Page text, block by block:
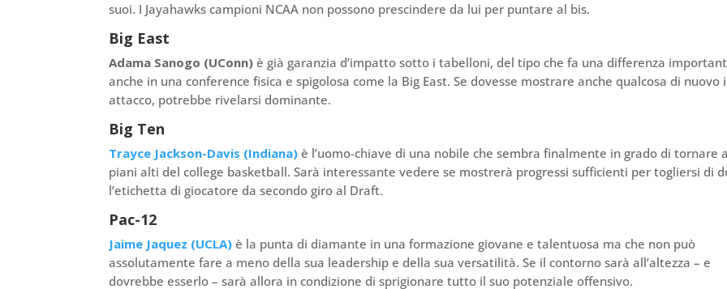
suoi. I Jayahawks campioni NCAA non possono prescindere da lui per puntare al bis.
Big East
Adama Sanogo (UConn) è già garanzia d’impatto sotto i tabelloni, del tipo che fa una differenza
anche in una conference fisica e spigolosa come la Big East. Se dovesse mostrare anche qualcosa di nuovo
attacco, potrebbe rivelarsi dominante.
Big Ten
Trayce Jackson-Davis (Indiana) è l’uomo-chiave di una nobile che sembra finalmente in grado di tornare
piani alti del college basketball. Sarà interessante vedere se mostrerà progressi sufficienti per togliersi di
l’etichetta di giocatore da secondo giro al Draft.
Pac-12
Jaime Jaquez (UCLA) è la punta di diamante in una formazione giovane e talentuosa ma che non può
assolutamente fare a meno della sua leadership e della sua versatilità. Se il contorno sarà all’altezza – e
dovrebbe esserlo – sarà allora in condizione di sprigionare tutto il suo potenziale offensivo.